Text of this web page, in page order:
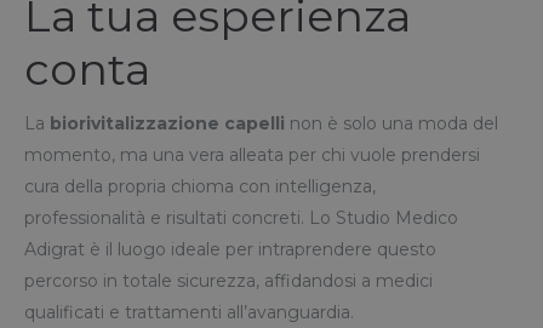
La tua esperienza
conta
La biorivitalizzazione capelli non è solo una moda del
momento, ma una vera alleata per chi vuole prendersi
cura della propria chioma con intelligenza,
professionalità e risultati concreti. Lo Studio Medico
Adigrat è il luogo ideale per intraprendere questo
percorso in totale sicurezza, affidandosi a medici
qualificati e trattamenti all’avanguardia.